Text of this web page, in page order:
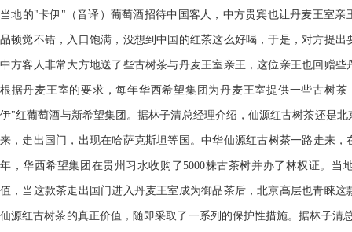
当地的"卡伊"（音译）葡萄酒招待中国客人，中方贵宾也让丹麦王室亲
品顿觉不错，入口饱满，没想到中国的红茶这么好喝，于是，对方提出
中方客人非常大方地送了些古树茶与丹麦王室亲王，这位亲王也回赠些
根据丹麦王室的要求，每年华西希望集团为丹麦王室提供一些古树
伊"红葡萄酒与新希望集团。据林子清总经理介绍，仙源红古树茶还是
来，走出国门，出现在哈萨克斯坦等国。中华仙源红古树茶一路走来，
年，华西希望集团在贵州习水收购了5000株古茶树并办了林权证。当
值，当这款茶走出国门进入丹麦王室成为御品茶后，北京高层也青睐这
仙源红古树茶的真正价值，随即采取了一系列的保护性措施。据林子清